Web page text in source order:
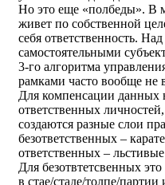
Но это еще «полбеды». В
живет по собственной
себя ответственность.
самостоятельными
3-го алгоритма
рамками часто вообще не
Для компенсации данных
ответственных
создаются разные слои
безответственных –
ответственных –
Для безотвтетсвенных
в стае/стаде/толпе/